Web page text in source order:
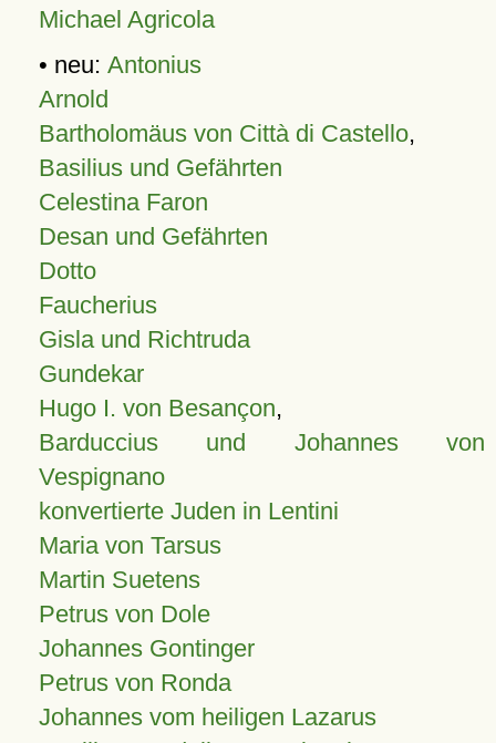
Michael Agricola
• neu: Antonius
Arnold
Bartholomäus von Città di Castello,
Basilius und Gefährten
Celestina Faron
Desan und Gefährten
Dotto
Faucherius
Gisla und Richtruda
Gundekar
Hugo I. von Besançon,
Barduccius und Johannes von
Vespignano
konvertierte Juden in Lentini
Maria von Tarsus
Martin Suetens
Petrus von Dole
Johannes Gontinger
Petrus von Ronda
Johannes vom heiligen Lazarus